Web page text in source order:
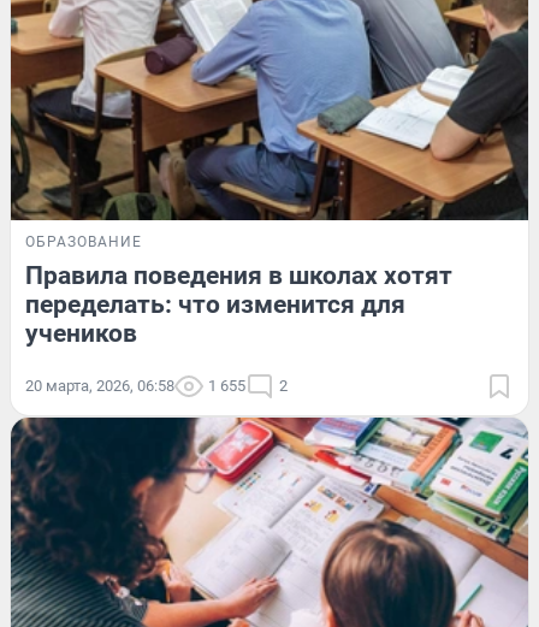
ОБРАЗОВАНИЕ
Правила поведения в школах хотят
переделать: что изменится для
учеников
20 марта, 2026, 06:58 1 655 2